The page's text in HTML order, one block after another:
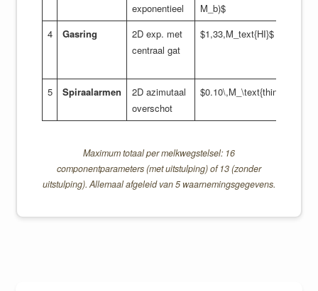
exponentieel
M_b)$
4 Gasring
2D exp. met
centraal gat
$1,33,M_text{HI}$
5
Spiraalarmen
2D azimutaal
overschot
$0.10\,M_\text{thin}$
Maximum totaal per melkwegstelsel: 16
componentparameters (met uitstulping) of 13 (zonder
uitstulping). Allemaal afgeleid van 5 waarnemingsgegevens.